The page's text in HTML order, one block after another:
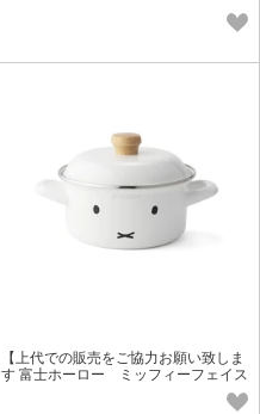
【上代での販売をご協力お願い致しま
す 富士ホーロー ミッフィーフェイス